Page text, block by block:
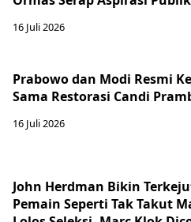
16 Juli 2026
Prabowo dan Modi Resmi
Sama Restorasi Candi
16 Juli 2026
John Herdman Bikin
Pemain Seperti Tak Takut